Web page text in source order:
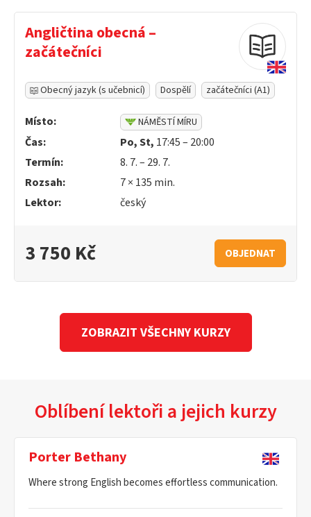
Angličtina obecná –
začátečníci
Obecný jazyk (s učebnicí) Dospělí začátečníci (A1)
Místo: NÁMĚSTÍ MÍRU
Čas: Po, St, 17:45 – 20:00
Termín:
8. 7. – 29. 7.
Rozsah:
7 × 135 min.
Lektor:
český
3 750 Kč OBJEDNAT
ZOBRAZIT VŠECHNY KURZY
Oblíbení lektoři a jejich kurzy
Porter Bethany
Where strong English becomes effortless communication.